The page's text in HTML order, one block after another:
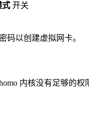
式 开关
码以创建虚拟网卡。
内核没有足够的权